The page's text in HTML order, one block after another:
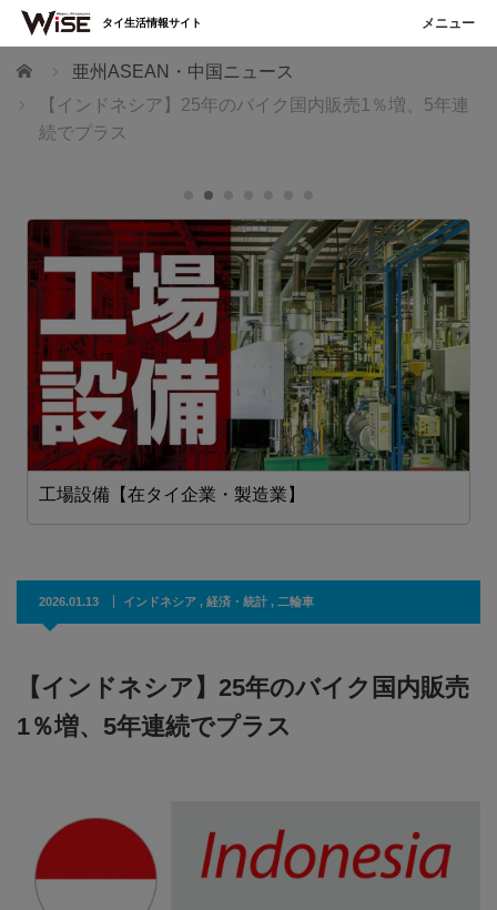
ホーム
亜州ASEAN・中国ニュース
【インドネシア】25年のバイク国内販売1％増、5年連
続でプラス
工場設備【在タイ企業・製造業】
2026.01.13 インドネシア , 経済・統計 , 二輪車
【インドネシア】25年のバイク国内販売
1％増、5年連続でプラス
タイ生活情報サイト